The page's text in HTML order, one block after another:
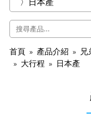
首頁 產品介紹
兄
大行程
日本產